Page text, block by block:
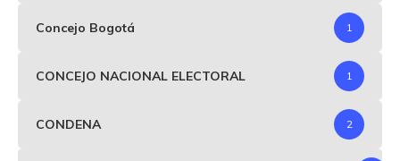
Concejo Bogotá 1
CONCEJO NACIONAL ELECTORAL 1
CONDENA 2